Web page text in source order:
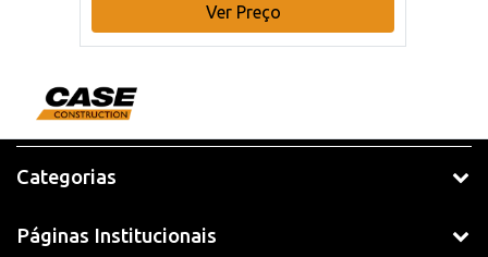
Ver Preço
Categorias
Páginas Institucionais